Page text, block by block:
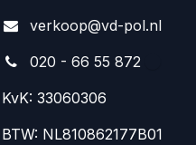
verkoop@vd-pol.nl
020 - 66 55 872
KvK: 33060306
BTW: NL810862177B01